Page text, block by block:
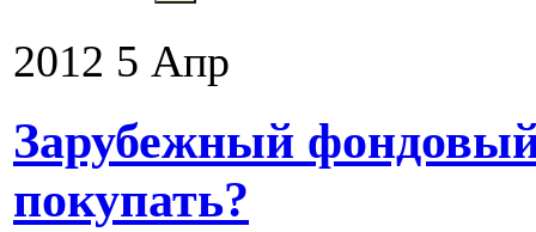
2012 5 Апр
Зарубежный
покупать?